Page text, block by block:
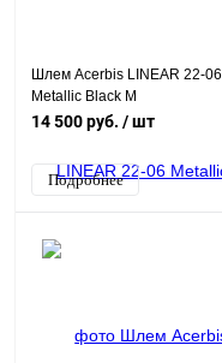
Шлем Acerbis LINEAR 22-06
Metallic Black M
14 500 руб. / шт
Подробнее